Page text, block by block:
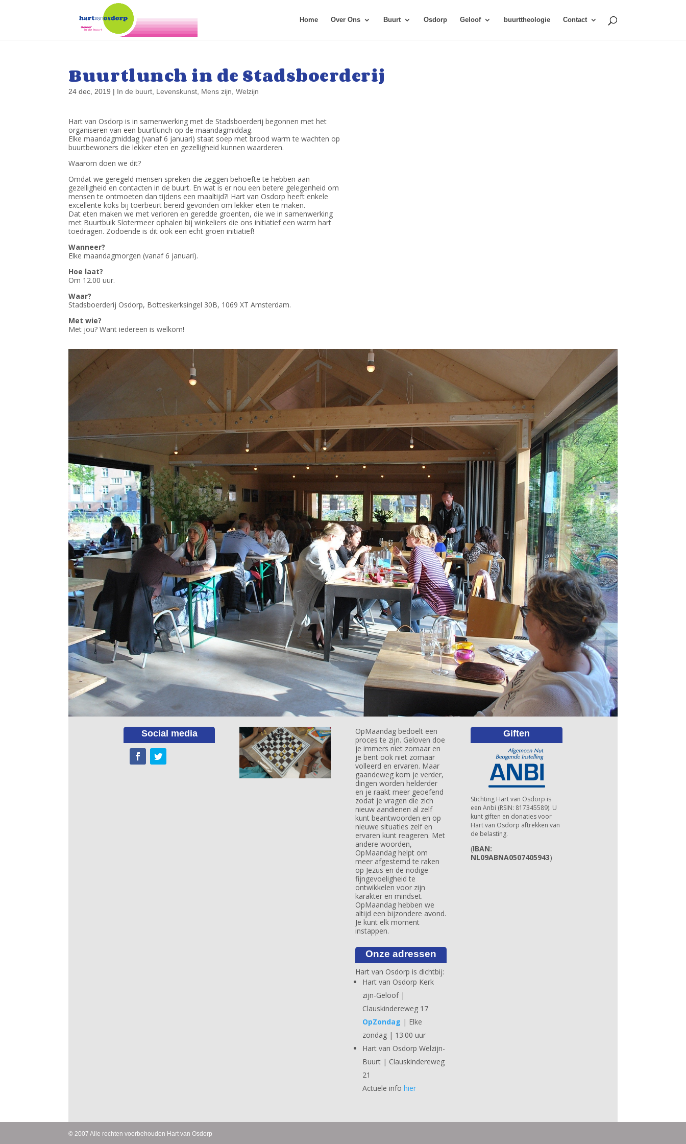
Home Over Ons Buurt Osdorp Geloof buurttheologie Contact
Buurtlunch in de Stadsboerderij
24 dec, 2019 | In de buurt Levenskunst Mens zijn ,Welzijn
Hart van Osdorp is in samenwerking met de Stadsboerderij begonnen met het
organiseren van een buurtlunch op de maandagmiddag.
Elke maandagmiddag (vanaf 6 januari) staat soep met brood warm te wachten op
buurtbewoners die lekker eten en gezelligheid kunnen waarderen.
Waarom doen we dit?
Omdat we geregeld mensen spreken die zeggen behoefte te hebben aan
gezelligheid en contacten in de buurt. En wat is er nou een betere gelegenheid om
mensen te ontmoeten dan tijdens een maaltijd?! Hart van Osdorp heeft enkele
excellente koks bij toerbeurt bereid gevonden om lekker eten te maken.
Dat eten maken we met verloren en geredde groenten, die we in samenwerking
met Buurtbuik Slotermeer ophalen bij winkeliers die ons initiatief een warm hart
toedragen. Zodoende is dit ook een echt groen initiatief!
Wanneer?
Elke maandagmorgen (vanaf 6 januari).
Hoe laat?
Om 12.00 uur.
Waar?
Stadsboerderij Osdorp, Botteskerksingel 30B, 1069 XT Amsterdam.
Met wie?
Met jou? Want iedereen is welkom!
Social media
OpMaandag bedoelt een
proces te zijn. Geloven doe
je immers niet zomaar en
je bent ook niet zomaar
volleerd en ervaren. Maar
gaandeweg kom je verder,
dingen worden helderder
en je raakt meer geoefend
zodat je vragen die zich
nieuw aandienen al zelf
kunt beantwoorden en op
nieuwe situaties zelf en
ervaren kunt reageren. Met
andere woorden,
OpMaandag helpt om
meer afgestemd te raken
op Jezus en de nodige
fijngevoeligheid te
ontwikkelen voor zijn
karakter en mindset.
OpMaandag hebben we
altijd een bijzondere avond.
Je kunt elk moment
instappen.
Onze adressen
Hart van Osdorp is dichtbij:
Hart van Osdorp Kerk
zijn-Geloof |
Clauskindereweg 17
OpZondag | Elke
zondag | 13.00 uur
Hart van Osdorp Welzijn-
Buurt | Clauskindereweg
21
Actuele info hier
Giften
Stichting Hart van Osdorp is
een Anbi (RSIN: 817345589). U
kunt giften en donaties voor
Hart van Osdorp aftrekken van
de belasting.
(IBAN:
NL09ABNA0507405943)
© 2007 Alle rechten voorbehouden Hart van Osdorp